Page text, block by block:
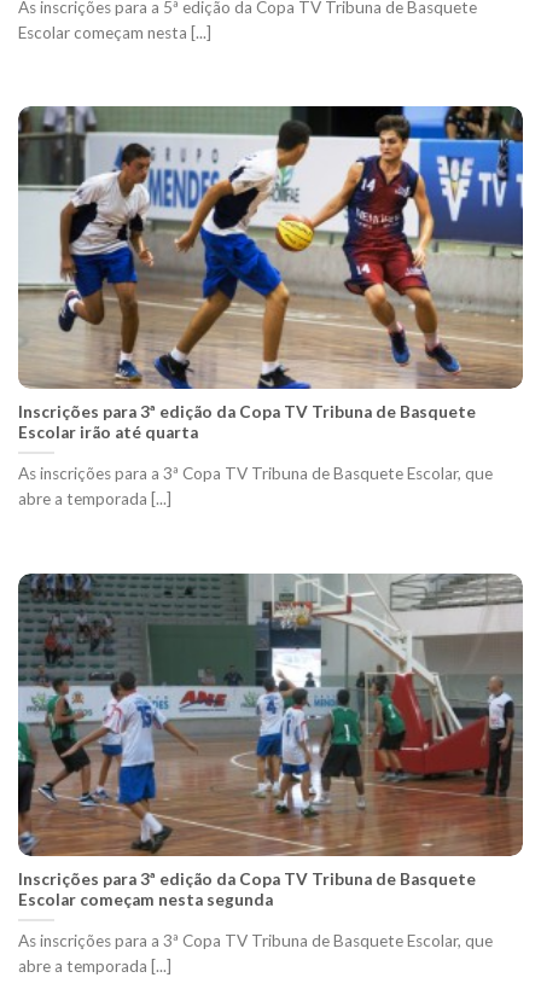
As inscrições para a 5ª edição da Copa TV Tribuna de Basquete
Escolar começam nesta [...]
Inscrições para 3ª edição da Copa TV Tribuna de Basquete
Escolar irão até quarta
As inscrições para a 3ª Copa TV Tribuna de Basquete Escolar, que
abre a temporada [...]
Inscrições para 3ª edição da Copa TV Tribuna de Basquete
Escolar começam nesta segunda
As inscrições para a 3ª Copa TV Tribuna de Basquete Escolar, que
abre a temporada [...]